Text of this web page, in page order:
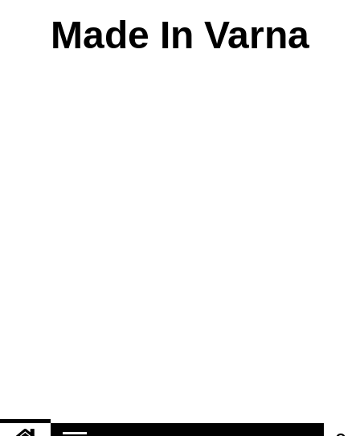
Made In Varna